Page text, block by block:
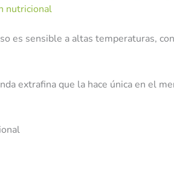
nutricional
es sensible a altas temperaturas,
extrafina que la hace única en el